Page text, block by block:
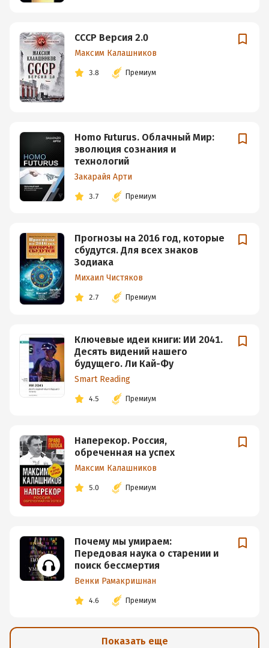
СССР Версия 2.0
Максим Калашников
3.8 Премиум
Homo Futurus. Облачный Мир:
эволюция сознания и
технологий
Закарайя Арти
3.7 Премиум
Прогнозы на 2016 год, которые
сбудутся. Для всех знаков
Зодиака
Михаил Чистяков
2.7 Премиум
Ключевые идеи книги: ИИ 2041.
Десять видений нашего
будущего. Ли Кай-Фу
Smart Reading
4.5 Премиум
Наперекор. Россия,
обреченная на успех
Максим Калашников
5.0 Премиум
Почему мы умираем:
Передовая наука о старении и
поиск бессмертия
Венки Рамакришнан
4.6 Премиум
Показать еще